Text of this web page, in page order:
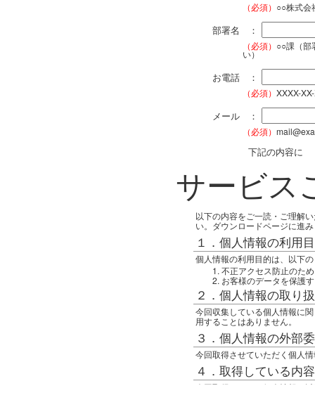
（必須） ○○株式会
部署名 ：
（必須） ○○課（部
い）
お電話 ：
（必須） XXXX-
メール ：
（必須）
下記の内容に
サービス
以下の内容をご一読・ご理解
い。ダウンロードページに進
１．個人情報の利用
個人情報の利用目的は、以下
不正アクセス防止のため
お客様のデータを保護
２．個人情報の取り
今回収集している個人情報に
用することはありません。
３．個人情報の外部
今回取得させていただく個人
４．取得している内
今回取得している個人情報は